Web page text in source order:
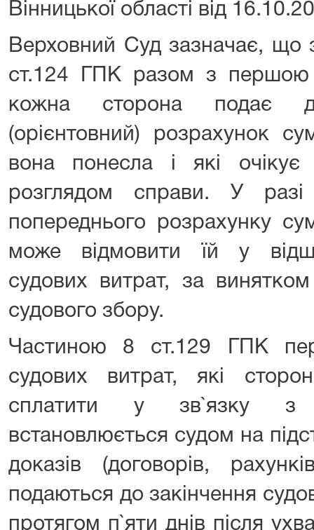
Вінницької області від
Верховний Суд зазначає, що
ст.124 ГПК разом з першою
кожна сторона подає
(орієнтовний) розрахунок
вона понесла і які
розглядом справи. У
попереднього розрахунку
може відмовити їй у
судових витрат, за
судового збору.
Частиною 8 ст.129 ГПК
судових витрат, які
сплатити у зв`язку з
встановлюється судом на
доказів (договорів,
подаються до закінчення
протягом п`яти днів після